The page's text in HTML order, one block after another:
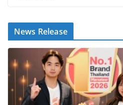
News Release